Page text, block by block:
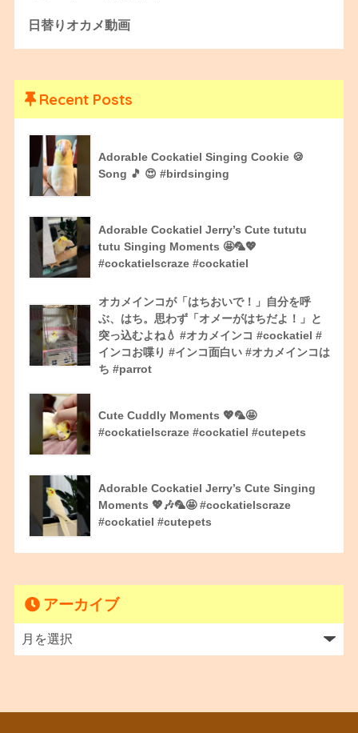
日替りオカメ動画
Recent Posts
Adorable Cockatiel Singing Cookie 🍪
Song 🎵 😍 #birdsinging
Adorable Cockatiel Jerry’s Cute tututu
tutu Singing Moments 🤩🦜💖
#cockatielscraze #cockatiel
オカメインコが「はちおいで！」自分を呼
ぶ、はち。思わず「オメーがはちだよ！」と
突っ込むよね💧 #オカメインコ #cockatiel #
インコお喋り #インコ面白い #オカメインコは
ち #parrot
Cute Cuddly Moments 💖🦜🤩
#cockatielscraze #cockatiel #cutepets
Adorable Cockatiel Jerry’s Cute Singing
Moments 💖🎶🦜🤩 #cockatielscraze
#cockatiel #cutepets
アーカイブ